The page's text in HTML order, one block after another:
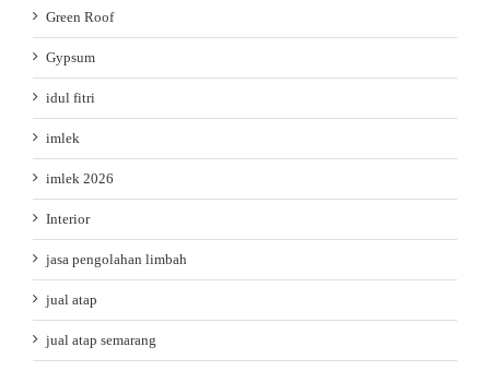
Green Roof
Gypsum
idul fitri
imlek
imlek 2026
Interior
jasa pengolahan limbah
jual atap
jual atap semarang